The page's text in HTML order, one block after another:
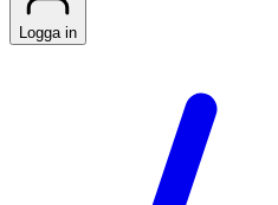
Logga in